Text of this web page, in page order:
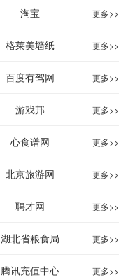
淘宝 更多>>
格莱美墙纸 更多>>
百度有驾网 更多>>
游戏邦 更多>>
心食谱网 更多>>
北京旅游网 更多>>
聘才网 更多>>
湖北省粮食局 更多>>
腾讯充值中心 更多>>